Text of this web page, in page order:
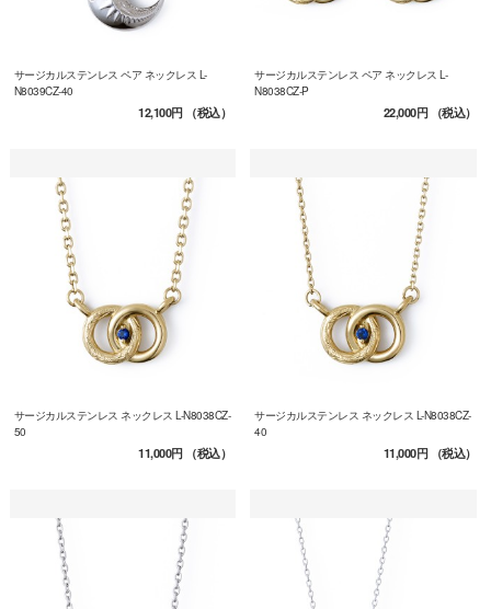
サージカルステンレス ペア ネックレス L-
N8039CZ-40
12,100円（税込）
サージカルステンレス ペア ネックレス L-
N8038CZ-P
22,000円（税込）
サージカルステンレス ネックレス L-N8038CZ-
50
11,000円（税込）
サージカルステンレス ネックレス L-N8038CZ-
40
11,000円（税込）